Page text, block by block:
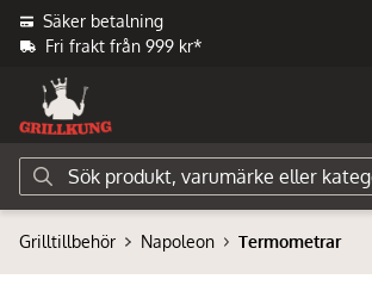
Säker betalning
Fri frakt från 999 kr*
Grilltillbehör Napoleon Termometrar